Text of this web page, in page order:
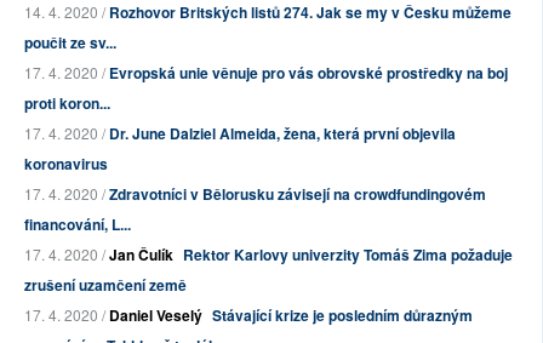
14. 4. 2020 /Rozhovor Britských listů 274. Jak se my v Česku můžeme
poučit ze sv...
17. 4. 2020 /Evropská unie věnuje pro vás obrovské prostředky na boj
proti koron...
17. 4. 2020 /Dr. June Dalziel Almeida, žena, která první objevila
koronavirus
17. 4. 2020 /Zdravotníci v Bělorusku závisejí na crowdfundingovém
financování, L...
17. 4. 2020 /Jan Čulík Rektor Karlovy univerzity Tomáš Zima požaduje
zrušení uzamčení země
17. 4. 2020 /Daniel Veselý Stávající krize je posledním důrazným